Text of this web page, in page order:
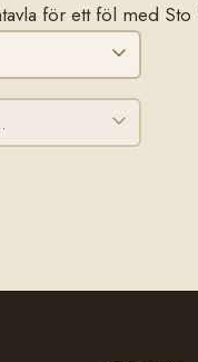
för ett föl med